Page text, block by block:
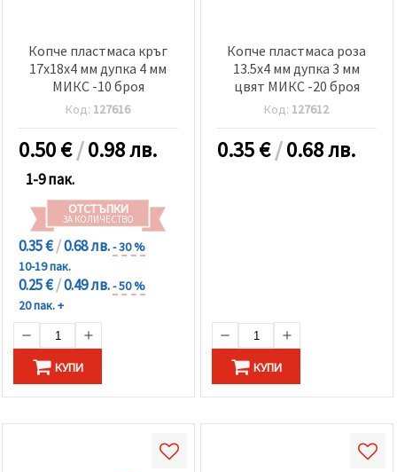
Копче пластмаса кръг
17x18x4 мм дупка 4 мм
МИКС -10 броя
Код: 127616
0.50€/0.98 лв.
1-9 пак.
ОТСТЪПКИ
ЗА КОЛИЧЕСТВО
0.35 €/0.68 лв.- 30 %
10-19 пак.
0.25 €/0.49 лв.- 50 %
20 пак. +
КУПИ
Копче пластмаса роза
13.5x4 мм дупка 3 мм
цвят МИКС -20 броя
Код: 127612
0.35€/0.68 лв.
КУПИ